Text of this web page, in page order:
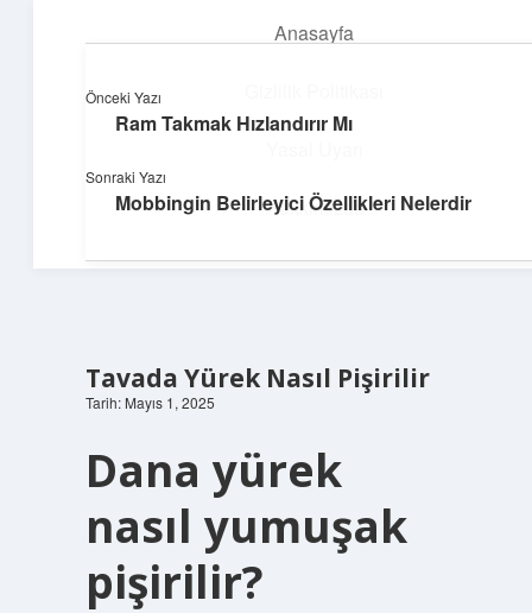
Anasayfa
Hakkımızda
Hayatını kolaylaştıran zekice fikirler!
Tavada Yürek Nasıl Pişirilir
Tarih: Mayıs 1, 2025
Dana yürek
nasıl yumuşak
pişirilir?
Önceki Yazı
Ram Takmak Hızlandırır Mı
Sonraki Yazı
Mobbingin Belirleyici Özellikleri Nelerdir